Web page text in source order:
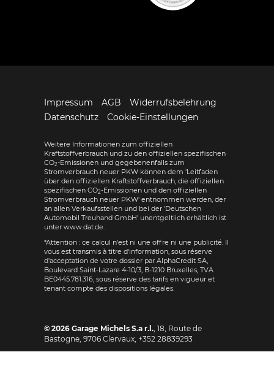
Impressum AGB
Widerrufsbelehrung
Datenschutz
Cookie-Einstellungen
Weitere Informationen zum offiziellen
Kraftstoffverbrauch und zu den offiziellen spezifischen
CO2-Emissionen und gegebenenfalls zum
Stromverbrauch neuer PKW können dem 'Leitfaden
über den offiziellen Kraftstoffverbrauch, die offiziellen
spezifischen CO2-Emissionen und den offiziellen
Stromverbrauch neuer PKW' entnommen werden, der
an allen Verkaufsstellen und bei der 'Deutschen
Automobil Treuhand GmbH' unentgeltlich erhältlich ist
unter www.dat.de.
*Attention : ce calcul n'est ni une offre ni une publicité. Il
vous est transmis à titre d'information, sous réserve
d'acceptation de votre dossier par AlphaCredit SA,
Boulevard Saint-Lazare 4-10/3, B-1210 Bruxelles, TVA
BE0445.781.316, sous réserve des tarifs en vigueur et
tenant compte des dispositions légales.
© 2026 Garage Michels S.a r.l. 18, Route de
Bastogne 9706 Clervaux, +352 28839293